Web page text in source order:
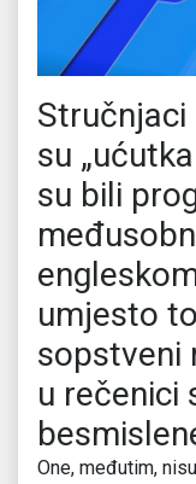
Stručnjaci
su
su bili
umjesto
sopstveni
u rečenici
One, međutim,